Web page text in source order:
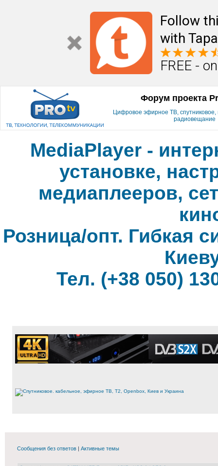
Follow
with
FREE -
Форум проекта
Цифровое эфирное ТВ, спутниковое,
радиовещание
MediaPlayer -
установке,
медиаплееров,
Розница/опт. Гибкая
Тел. (+38 050)
Сообщения без ответов | Активные темы